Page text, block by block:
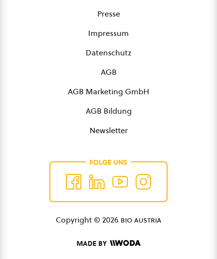
Presse
Impressum
Datenschutz
AGB
AGB Marketing GmbH
AGB Bildung
Newsletter
FOLGE UNS
Copyright © 2026 bio austria
MADE BY